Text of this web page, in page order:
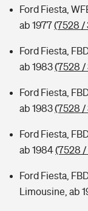
Ford Fiesta,
ab 1977(7528 /
Ford Fiesta,
ab 1983(7528 /
Ford Fiesta,
ab 1983(7528 /
Ford Fiesta,
ab 1984(7528 /
Ford Fiesta,
Limousine, ab